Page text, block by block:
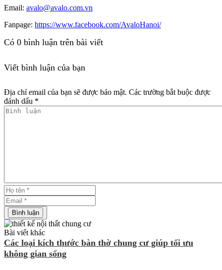
Email: avalo@avalo.com.vn
Fanpage: https://www.facebook.com/AvaloHanoi/
Có 0 bình luận trên bài viết
Viết bình luận của bạn
Địa chỉ email của bạn sẽ được bảo mật. Các trường bắt buộc được
đánh dấu *
Bài viết khác
Các loại kích thước bàn thờ chung cư giúp tối ưu
không gian sống